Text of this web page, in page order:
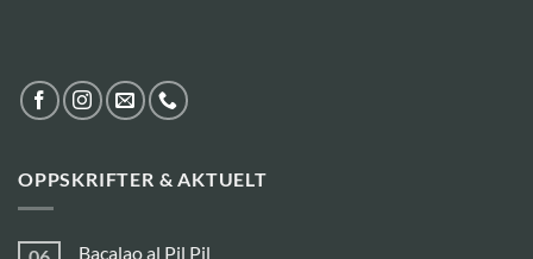
OPPSKRIFTER & AKTUELT
Bacalao al Pil Pil